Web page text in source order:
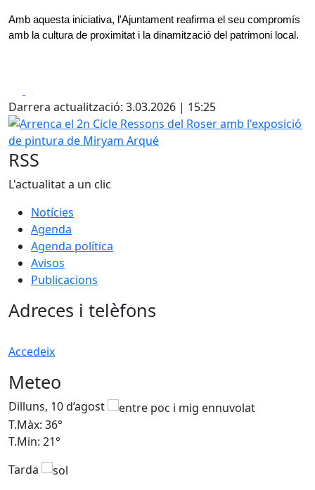
Amb aquesta iniciativa, l'Ajuntament reafirma el seu compromís
amb la cultura de proximitat i la dinamització del patrimoni local.
Darrera actualització: 3.03.2026 | 15:25
Arrenca el 2n Cicle Ressons del Roser amb l'exposició
RSS
L'actualitat a un clic
Notícies
Agenda
Agenda política
Avisos
Publicacions
Adreces i telèfons
Accedeix
Meteo
Dilluns, 10 d’agost
T.Màx: 36°
T.Min: 21°
Tarda